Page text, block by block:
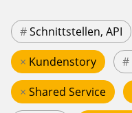
#Schnittstellen, API
× Kundenstory #
× Shared Service